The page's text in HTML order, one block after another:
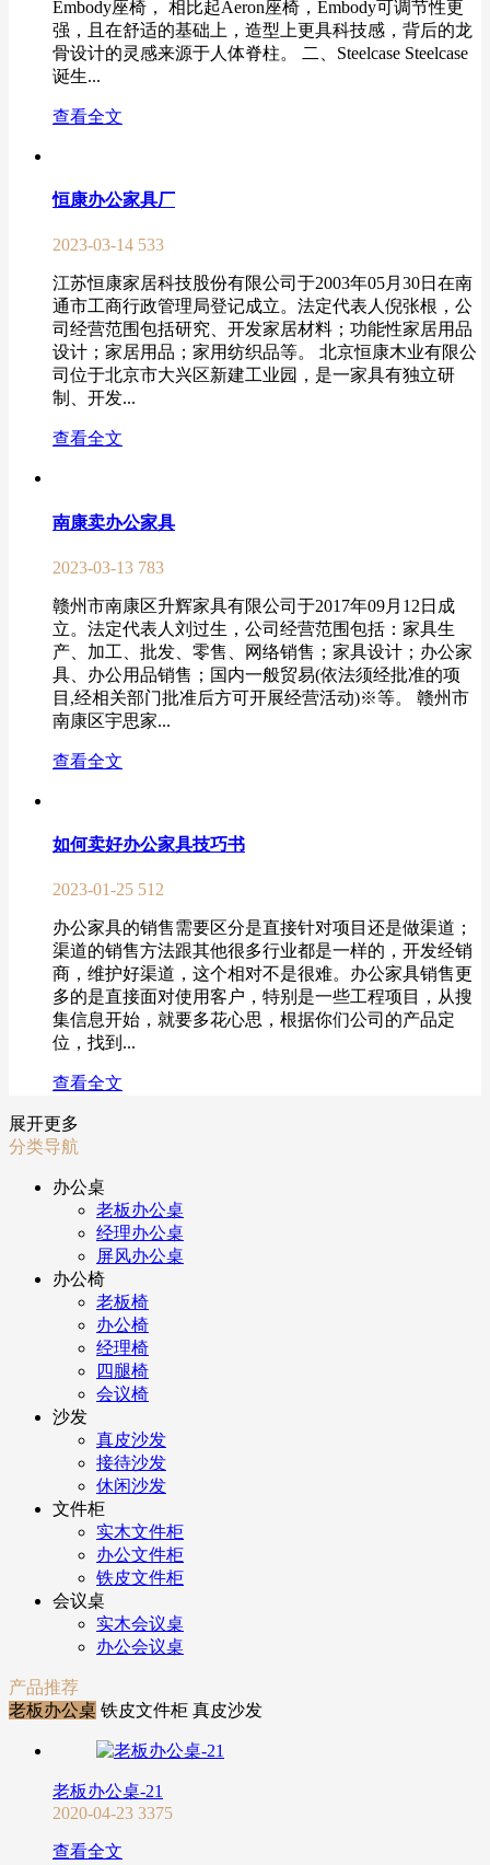
Embody座椅， 相比起Aeron座椅，Embody可调节性更
强，且在舒适的基础上，造型上更具科技感，背后的龙
骨设计的灵感来源于人体脊柱。 二、Steelcase Steelcase
诞生...
查看全文
恒康办公家具厂
2023-03-14 533
江苏恒康家居科技股份有限公司于2003年05月30日在南
通市工商行政管理局登记成立。法定代表人倪张根，公
司经营范围包括研究、开发家居材料；功能性家居用品
设计；家居用品；家用纺织品等。 北京恒康木业有限公
司位于北京市大兴区新建工业园，是一家具有独立研
制、开发...
查看全文
南康卖办公家具
2023-03-13 783
赣州市南康区升辉家具有限公司于2017年09月12日成
立。法定代表人刘过生，公司经营范围包括：家具生
产、加工、批发、零售、网络销售；家具设计；办公家
具、办公用品销售；国内一般贸易(依法须经批准的项
目,经相关部门批准后方可开展经营活动)※等。 赣州市
南康区宇思家...
查看全文
如何卖好办公家具技巧书
2023-01-25 512
办公家具的销售需要区分是直接针对项目还是做渠道；
渠道的销售方法跟其他很多行业都是一样的，开发经销
商，维护好渠道，这个相对不是很难。办公家具销售更
多的是直接面对使用客户，特别是一些工程项目，从搜
集信息开始，就要多花心思，根据你们公司的产品定
位，找到...
查看全文
展开更多
分类导航
办公桌
老板办公桌
经理办公桌
屏风办公桌
办公椅
老板椅
办公椅
经理椅
四腿椅
会议椅
沙发
真皮沙发
接待沙发
休闲沙发
文件柜
实木文件柜
办公文件柜
铁皮文件柜
会议桌
实木会议桌
办公会议桌
产品推荐
老板办公桌 铁皮文件柜 真皮沙发
老板办公桌-21
2020-04-23 3375
查看全文